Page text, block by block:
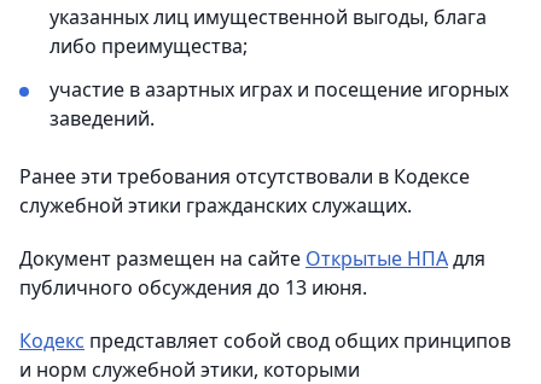
указанных лиц имущественной выгоды, блага
либо преимущества;
участие в азартных играх и посещение игорных
заведений.
Ранее эти требования отсутствовали в Кодексе
служебной этики гражданских служащих.
Документ размещен на сайте Открытые НПАдля
публичного обсуждения до 13 июня.
Кодекс представляет собой свод общих принципов
и норм служебной этики, которыми